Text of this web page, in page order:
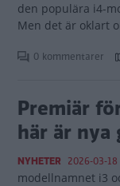
den populära i4-
Men det är oklart
0 kommentarer
Premiär
här är nya
NYHETER 2026-03-18
modellnamnet i3